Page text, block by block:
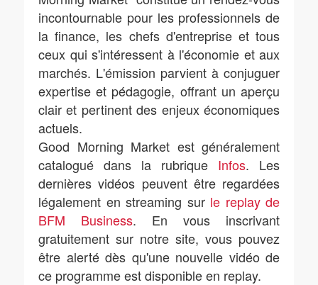
incontournable pour les professionnels de
la finance, les chefs d'entreprise et tous
ceux qui s'intéressent à l'économie et aux
marchés. L'émission parvient à conjuguer
expertise et pédagogie, offrant un aperçu
clair et pertinent des enjeux économiques
actuels.
Good Morning Market est généralement
catalogué dans la rubrique Infos. Les
dernières vidéos peuvent être regardées
légalement en streaming sur le replay de
BFM Business. En vous inscrivant
gratuitement sur notre site, vous pouvez
être alerté dès qu'une nouvelle vidéo de
ce programme est disponible en replay.